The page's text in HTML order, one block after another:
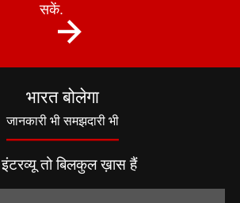
सकें.
भारत बोलेगा
जानकारी भी समझदारी भी
तो बिलकुल ख़ास हैं